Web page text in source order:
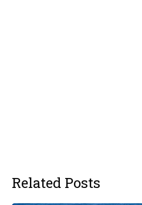
Related Posts